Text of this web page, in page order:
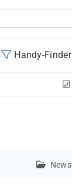
Handy-Finder
News